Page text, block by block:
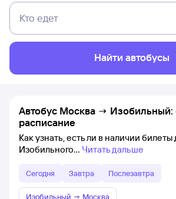
Кто едет
Найти автобусы
Автобус Москва → Изобильный:
расписание
Как узнать, есть ли в наличии билеты
Изобильного
Читать дальше
Сегодня Завтра Послезавтра
Изобильный → Москва